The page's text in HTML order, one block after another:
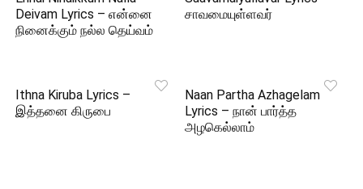
Deivam Lyrics – என்னை
நினைக்கும் நல்ல தெய்வம்
சாவமையுள்ளவர்
Ithna Kiruba Lyrics –
இத்தனை கிருபை
Naan Partha Azhagelam
Lyrics – நான் பார்த்த
அழகெல்லாம்